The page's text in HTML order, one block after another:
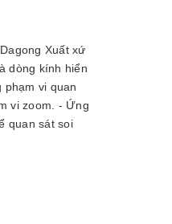
Xuất xứ
dòng kính hiển
phạm vi quan
vi zoom. - Ứng
quan sát soi